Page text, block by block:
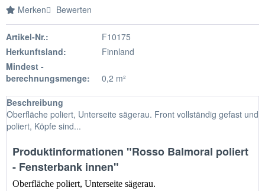
Merken Bewerten
Artikel-Nr.:
F10175
Herkunftsland:
Finnland
Mindest -
berechnungsmenge:
0,2 m²
Beschreibung
Oberfläche poliert, Unterseite sägerau. Front vollständig gefast und
poliert, Köpfe sind...
Produktinformationen "Rosso Balmoral poliert
- Fensterbank innen"
Oberfläche poliert, Unterseite sägerau.